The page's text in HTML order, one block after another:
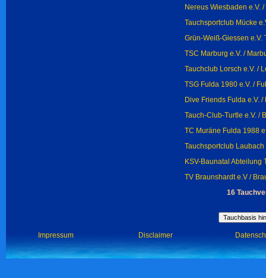
Nereus Wiesbaden e.V.
Tauchsportclub Mücke
Grün-Weiß-Giessen e.V.
TSC Marburg e.V. /
Tauchclub Lorsch e.V. /
TSG Fulda 1980 e.V. /
Dive Friends Fulda e.V.
Tauch-Club-Turtle e.V. /
TC Muräne Fulda 1988
Tauchsportclub
KSV-Baunatal Abteilung
TV Braunshardt e.V /
16
Impressum Disclaimer